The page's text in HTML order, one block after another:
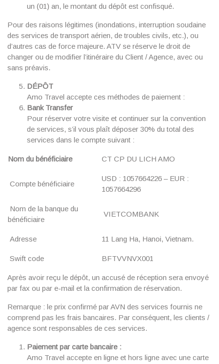
un (01) an, le montant du dépôt est confisqué.
Pour des raisons légitimes (inondations, interruption soudaine
des services de transport aérien, de troubles civils, etc.), ou
d’autres cas de force majeure. ATV se réserve le droit de
changer ou de modifier l’itinéraire du Client / Agence, avec ou
sans préavis.
DÉPÔT
Amo Travel accepte ces méthodes de paiement :
Bank Transfer
Pour réserver votre visite et continuer sur la convention
de services, s’il vous plaît déposer 30% du total des
services dans le compte suivant :
Nom du bénéficiaire CT CP DU LICH AMO
Compte bénéficiaire
USD : 1057664226 – EUR :
1057664296
Nom de la banque du
bénéficiaire
VIETCOMBANK
Adresse 11 Lang Ha, Hanoi, Vietnam.
Swift code BFTVVNVX001
Après avoir reçu le dépôt, un accusé de réception sera envoyé
par fax ou par e-mail et la confirmation de réservation.
Remarque : le prix confirmé par AVN des services fournis ne
comprend pas les frais bancaires. Par conséquent, les clients /
agence sont responsables de ces services.
Paiement par carte bancaire :
Amo Travel accepte en ligne et hors ligne avec une carte